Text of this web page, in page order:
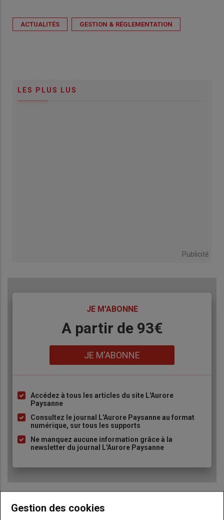
ACTUALITÉS GESTION & RÉGLEMENTATION
LES PLUS LUS
Publicité
JE M'ABONNE
A partir de 93€
JE M'ABONNE
Liste
puce
Accédez à tous les articles du site L'Aurore
Paysanne
Consultez le journal L'Aurore Paysanne au format
numérique, sur tous les supports
Ne manquez aucune information grâce à la
newsletter du journal L'Aurore Paysanne
Gestion des cookies